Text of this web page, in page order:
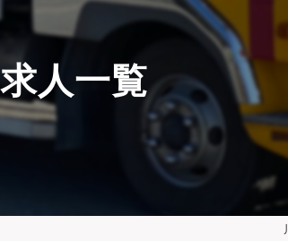
倉庫
流通加工
海上コンテナ輸送
求人一覧